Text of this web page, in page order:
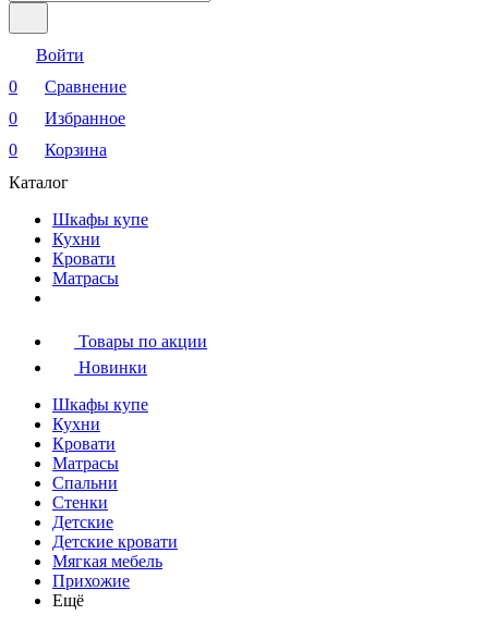
Войти
0
Сравнение
0
Избранное
0
Корзина
Каталог
Шкафы купе
Кухни
Кровати
Матрасы
Товары по акции
Новинки
Шкафы купе
Кухни
Кровати
Матрасы
Cпальни
Стенки
Детские
Детские кровати
Мягкая мебель
Прихожие
Ещё